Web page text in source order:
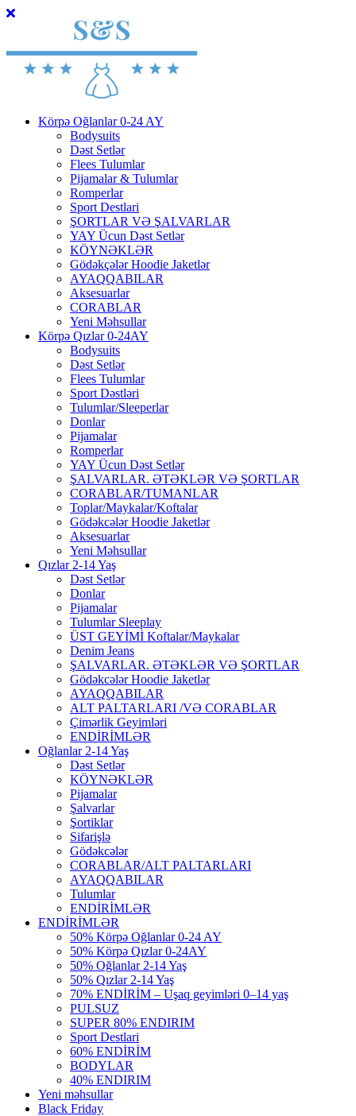
Körpə Oğlanlar 0-24 AY
Bodysuits
Dəst Setlər
Flees Tulumlar
Pijamalar & Tulumlar
Romperlar
Sport Destlari
ŞORTLAR VƏ ŞALVARLAR
YAY Ücun Dəst Setlər
KÖYNƏKLƏR
Gödəkçələr Hoodie Jaketlər
AYAQQABILAR
Aksesuarlar
CORABLAR
Yeni Məhsullar
Körpə Qızlar 0-24AY
Bodysuits
Dəst Setlər
Flees Tulumlar
Sport Dəstləri
Tulumlar/Sleeperlar
Donlar
Pijamalar
Romperlar
YAY Ücun Dəst Setlər
ŞALVARLAR. ƏTƏKLƏR VƏ ŞORTLAR
CORABLAR/TUMANLAR
Toplar/Maykalar/Koftalar
Gödəkcələr Hoodie Jaketlər
Aksesuarlar
Yeni Məhsullar
Qızlar 2-14 Yaş
Dəst Setlər
Donlar
Pijamalar
Tulumlar Sleeplay
ÜST GEYİMİ Koftalar/Maykalar
Denim Jeans
ŞALVARLAR. ƏTƏKLƏR VƏ ŞORTLAR
Gödəkcələr Hoodie Jaketlər
AYAQQABILAR
ALT PALTARLARI /VƏ CORABLAR
Çimərlik Geyimləri
ENDİRİMLƏR
Oğlanlar 2-14 Yaş
Dəst Setlər
KÖYNƏKLƏR
Pijamalar
Şalvarlar
Şortiklar
Sifarişlə
Gödəkcələr
CORABLAR/ALT PALTARLARI
AYAQQABILAR
Tulumlar
ENDİRİMLƏR
ENDİRİMLƏR
50% Körpə Oğlanlar 0-24 AY
50% Körpə Qızlar 0-24AY
50% Oğlanlar 2-14 Yaş
50% Qızlar 2-14 Yaş
70% ENDİRİM – Uşaq geyimləri 0–14 yaş
PULSUZ
SUPER 80% ENDIRIM
Sport Destlari
60% ENDİRİM
BODYLAR
40% ENDIRIM
Yeni məhsullar
Black Friday